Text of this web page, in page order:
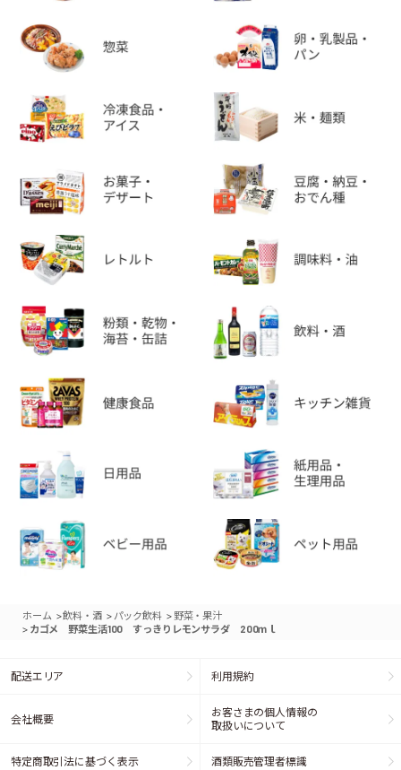
ホーム >飲料・酒 > パック飲料 > 野菜・果汁
> カゴメ 野菜生活100 すっきりレモンサラダ 200ｍｌ
配送エリア 利用規約
会社概要
お客さまの個人情報の
取扱いについて
特定商取引法に基づく表示 酒類販売管理者標識